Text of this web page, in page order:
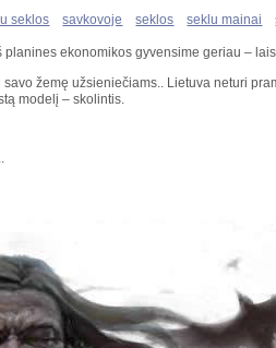
seklos savkovoje seklos seklu mainai
planines ekonomikos gyvensime geriau –
žemę užsieniečiams.. Lietuva neturi
modelį – skolintis.